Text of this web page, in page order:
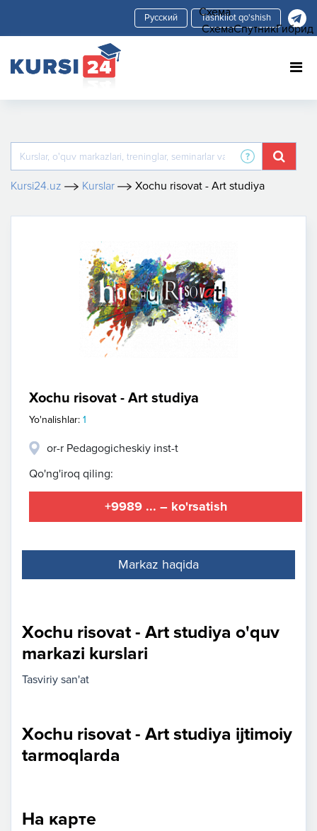
Tashkilot qo'shish
Kursi24.uz Kurslar Xochu risovat - Art studiya
Xochu risovat - Art studiya
Yo'nalishlar: 1
or-r Pedagogicheskiy inst-t
Qo'ng'iroq qiling:
+9989 ... – ko'rsatish
Markaz haqida
Xochu risovat - Art studiya o'quv
markazi kurslari
Tasviriy san'at
Xochu risovat - Art studiya ijtimoiy
tarmoqlarda
На карте
Схема
СхемаСпутникГибрид